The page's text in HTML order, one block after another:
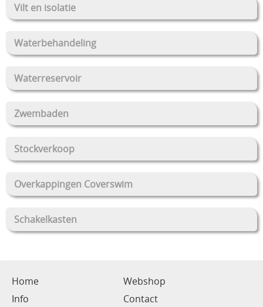
Vilt en isolatie
Waterbehandeling
Waterreservoir
Zwembaden
Stockverkoop
Overkappingen Coverswim
Schakelkasten
Home
Webshop
Info
Contact